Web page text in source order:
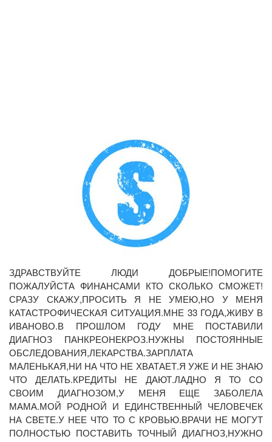
ЗДРАВСТВУЙТЕ ЛЮДИ ДОБРЫЕ!ПОМОГИТЕ
ПОЖАЛУЙСТА ФИНАНСАМИ КТО СКОЛЬКО СМОЖЕТ!
СРАЗУ СКАЖУ,ПРОСИТЬ Я НЕ УМЕЮ,НО У МЕНЯ
КАТАСТРОФИЧЕСКАЯ СИТУАЦИЯ.МНЕ 33 ГОДА,ЖИВУ В
ИВАНОВО.В ПРОШЛОМ ГОДУ МНЕ ПОСТАВИЛИ
ДИАГНОЗ ПАНКРЕОНЕКРОЗ.НУЖНЫ ПОСТОЯННЫЕ
ОБСЛЕДОВАНИЯ,ЛЕКАРСТВА.ЗАРПЛАТА
МАЛЕНЬКАЯ,НИ НА ЧТО НЕ ХВАТАЕТ.Я УЖЕ И НЕ ЗНАЮ
ЧТО ДЕЛАТЬ.КРЕДИТЫ НЕ ДАЮТ.ЛАДНО Я ТО СО
СВОИМ ДИАГНОЗОМ,У МЕНЯ ЕЩЕ ЗАБОЛЕЛА
МАМА.МОЙ РОДНОЙ И ЕДИНСТВЕННЫЙ ЧЕЛОВЕЧЕК
НА СВЕТЕ.У НЕЕ ЧТО ТО С КРОВЬЮ.ВРАЧИ НЕ МОГУТ
ПОЛНОСТЬЮ ПОСТАВИТЬ ТОЧНЫЙ ДИАГНОЗ,НУЖНО